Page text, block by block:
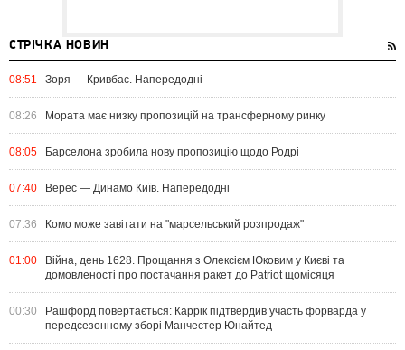
СТРІЧКА НОВИН
08:51 Зоря — Кривбас. Напередодні
08:26 Мората має низку пропозицій на трансферному ринку
08:05 Барселона зробила нову пропозицію щодо Родрі
07:40 Верес — Динамо Київ. Напередодні
07:36 Комо може завітати на "марсельський розпродаж"
01:00
Війна, день 1628. Прощання з Олексієм Юковим у Києві та
домовленості про постачання ракет до Patriot щомісяця
00:30
Рашфорд повертається: Каррік підтвердив участь форварда у
передсезонному зборі Манчестер Юнайтед